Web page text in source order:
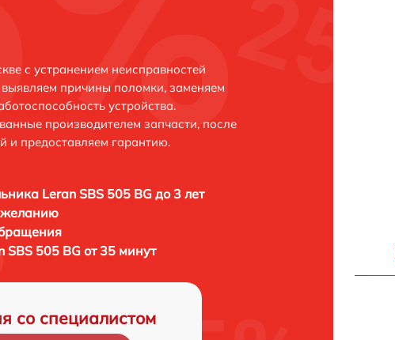
с устранением неисправностей
причины поломки, заменяем
устройства.
производителем запчасти, после
и предоставляем гарантию.
Leran SBS 505 BG до 3 лет
желанию
SBS 505 BG от 35 минут
со специалистом